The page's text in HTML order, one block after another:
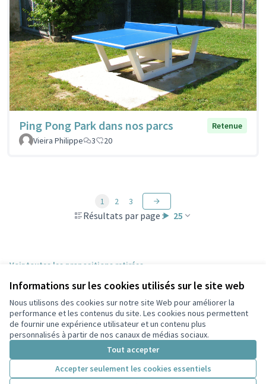
Informations sur les cookies utilisés sur le site web
Nous utilisons des cookies sur notre site Web pour améliorer la
performance et les contenus du site. Les cookies nous permettent
de fournir une expérience utilisateur et un contenu plus
personnalisés à partir de nos canaux de médias sociaux.
Tout accepter
Accepter seulement les cookies essentiels
Ping Pong Park dans nos parcs
Retenue
Vieira Philippe
3 20
Résultats par page : 25
1 2 3
Voir toutes les propositions retirées
Conditions d'utilisation
Paramètres des cookies
Participez Villeurbanne sur X
(Lien externe)
Participez Villeurbanne sur Facebook
Participez Villeurbanne sur Instagram
Participez Villeurbanne sur YouTube
(Lien externe)
Licence
(Lien